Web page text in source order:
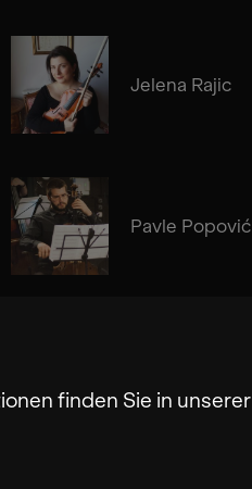
finden Sie in unserer
Jelena Rajic
Pavle Popović